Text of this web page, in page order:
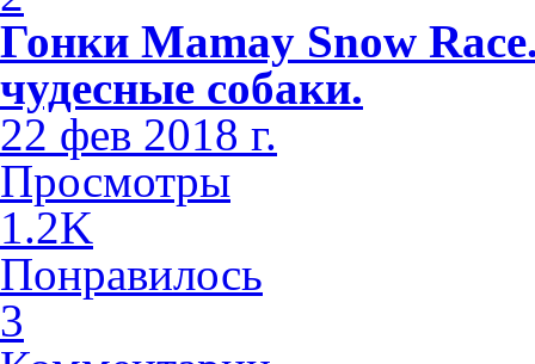
Гонки Mamay Snow
чудесные собаки.
22 фев 2018 г.
Просмотры
1.2K
Понравилось
3